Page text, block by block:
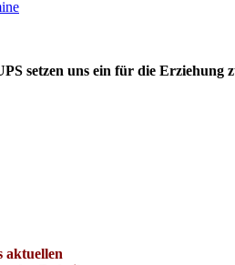
setzen uns ein für die Erziehung
aktuellen